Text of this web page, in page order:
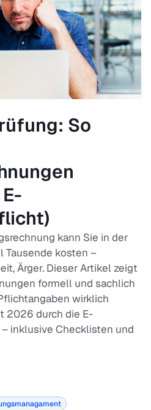
So
kann Sie in der
kosten –
Ärger. Dieser Artikel zeigt
formell und sachlich
wirklich
2026 durch die E-
inklusive Checklisten und